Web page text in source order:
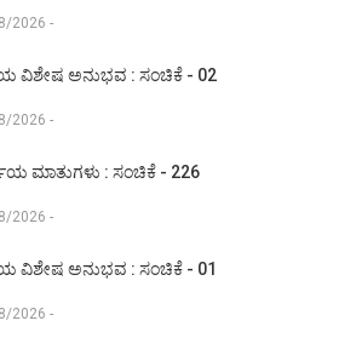
2026 -
ವಿಶೇಷ ಅನುಭವ : ಸಂಚಿಕೆ - 02
2026 -
ಮಾತುಗಳು : ಸಂಚಿಕೆ - 226
2026 -
ವಿಶೇಷ ಅನುಭವ : ಸಂಚಿಕೆ - 01
2026 -